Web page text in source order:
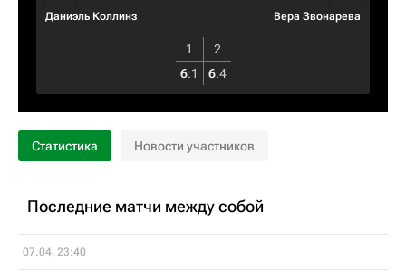
Даниэль Коллинз Вера Звонарева
1
2
6:1 6:4
Статистика Новости участников
Последние матчи между собой
07.04, 23:40